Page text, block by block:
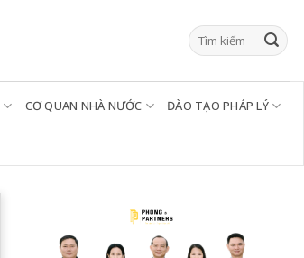
CƠ QUAN NHÀ NƯỚC ĐÀO TẠO PHÁP LÝ